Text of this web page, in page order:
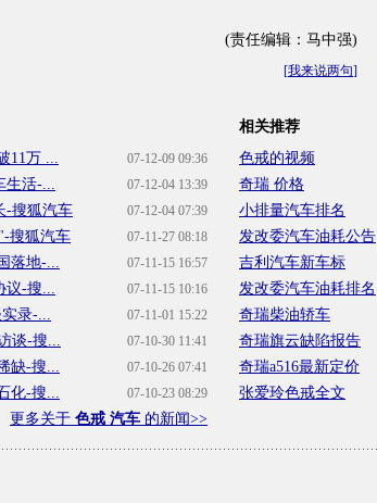
(责任编辑：马中强)
[我来说两句]
07-12-09 09:36
11万 ...
07-12-04 13:39
生活-...
07-12-04 07:39
-搜狐汽车
07-11-27 08:18
搜狐汽车
07-11-15 16:57
落地-...
07-11-15 10:16
议-搜...
07-11-01 15:22
录-...
07-10-30 11:41
谈-搜...
07-10-26 07:41
缺-搜...
07-10-23 08:29
化-搜...
更多关于 色戒 汽车 的新闻>>
相关推荐
色戒的视频
奇瑞 价格
小排量汽车排名
发改委汽车油耗公告
吉利汽车新车标
发改委汽车油耗排名
奇瑞柴油轿车
奇瑞旗云缺陷报告
奇瑞a516最新定价
张爱玲色戒全文